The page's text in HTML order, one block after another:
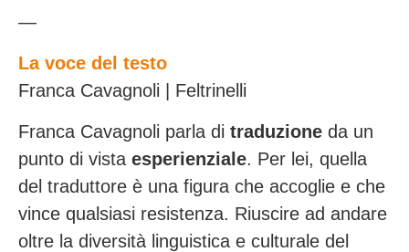
—
La voce del testo
Franca Cavagnoli | Feltrinelli
Franca Cavagnoli parla di traduzione da un
punto di vista esperienziale. Per lei, quella
del traduttore è una figura che accoglie e che
vince qualsiasi resistenza. Riuscire ad andare
oltre la diversità linguistica e culturale del